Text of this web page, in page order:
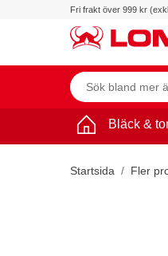
Fri frakt över 999 kr
Bläck &
Startsida Fler